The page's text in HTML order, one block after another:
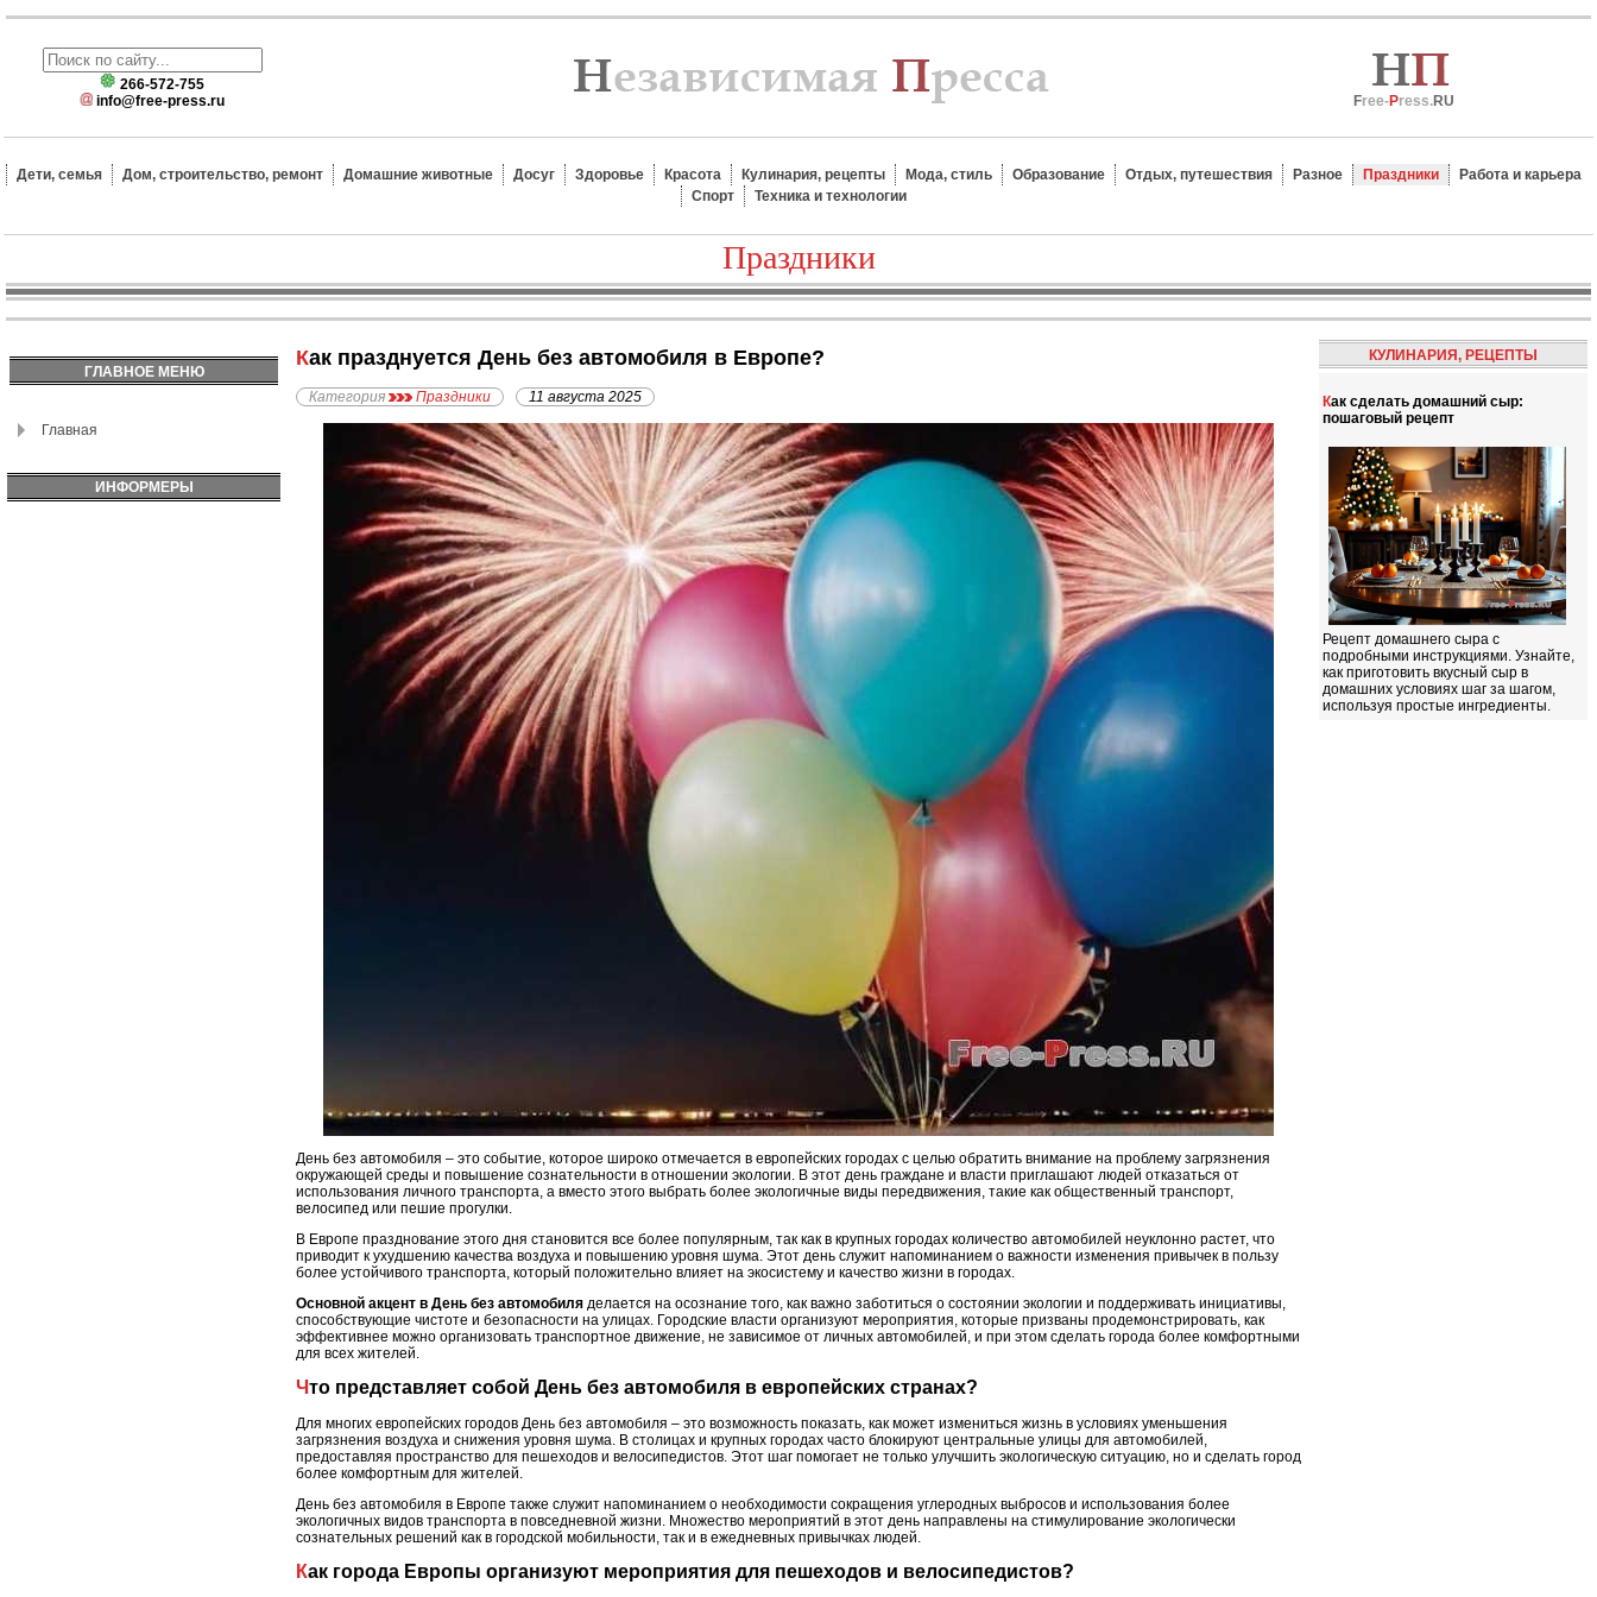
266-572-755
info@free-press.ru
Free-Press.RU
Дети, семья Дом, строительство, ремонт Домашние животные Досуг Здоровье Красота Кулинария, рецепты Мода, стиль Образование Отдых, путешествия Разное Праздники
Работа и карьера
Спорт
Техника и технологии
Праздники
ГЛАВНОЕ МЕНЮ
Главная
ИНФОРМЕРЫ
Как празднуется День без автомобиля в Европе?
Категория Праздники 11 августа 2025
День без автомобиля – это событие, которое широко отмечается в европейских городах с целью обратить внимание на проблему загрязнения
окружающей среды и повышение сознательности в отношении экологии. В этот день граждане и власти приглашают людей отказаться от
использования личного транспорта, а вместо этого выбрать более экологичные виды передвижения, такие как общественный транспорт,
велосипед или пешие прогулки.
В Европе празднование этого дня становится все более популярным, так как в крупных городах количество автомобилей неуклонно растет, что
приводит к ухудшению качества воздуха и повышению уровня шума. Этот день служит напоминанием о важности изменения привычек в пользу
более устойчивого транспорта, который положительно влияет на экосистему и качество жизни в городах.
Основной акцент в День без автомобиля делается на осознание того, как важно заботиться о состоянии экологии и поддерживать инициативы,
способствующие чистоте и безопасности на улицах. Городские власти организуют мероприятия, которые призваны продемонстрировать, как
эффективнее можно организовать транспортное движение, не зависимое от личных автомобилей, и при этом сделать города более комфортными
для всех жителей.
Что представляет собой День без автомобиля в европейских странах?
Для многих европейских городов День без автомобиля – это возможность показать, как может измениться жизнь в условиях уменьшения
загрязнения воздуха и снижения уровня шума. В столицах и крупных городах часто блокируют центральные улицы для автомобилей,
предоставляя пространство для пешеходов и велосипедистов. Этот шаг помогает не только улучшить экологическую ситуацию, но и сделать город
более комфортным для жителей.
День без автомобиля в Европе также служит напоминанием о необходимости сокращения углеродных выбросов и использования более
экологичных видов транспорта в повседневной жизни. Множество мероприятий в этот день направлены на стимулирование экологически
сознательных решений как в городской мобильности, так и в ежедневных привычках людей.
Как города Европы организуют мероприятия для пешеходов и велосипедистов?
КУЛИНАРИЯ, РЕЦЕПТЫ
Как сделать домашний сыр:
пошаговый рецепт
Рецепт домашнего сыра с
подробными инструкциями. Узнайте,
как приготовить вкусный сыр в
домашних условиях шаг за шагом,
используя простые ингредиенты.